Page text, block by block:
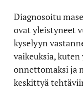
Diagnosoitu
ovat yleistyneet
kyselyyn
vaikeuksia,
onnettomaksi ja
keskittyä